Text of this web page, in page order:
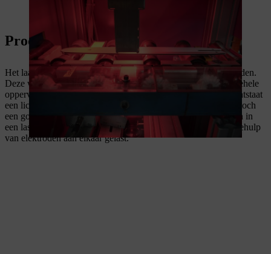
Een camerasysteem bewaakt het lakwerk.
Productie van een driedelig zaagblad
Het laagste gewicht wordt gerealiseerd met driedelige zaagbladen.
Deze worden vervaardigd uit twee zijplaten en een over het gehele
oppervlak ingesneden middenplaat. Door deze uitsparingen ontstaat
een lichtgewicht zaagblad dat uitstekend hanteerbaar is, maar toch
een goede torsiestijfheid heeft. Alle drie de onderdelen worden in
een laspers met een druk tot 20 ton op elkaar geperst en met behulp
van elektroden aan elkaar gelast.